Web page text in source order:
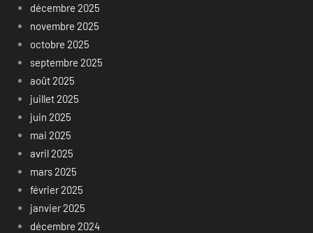
décembre 2025
novembre 2025
octobre 2025
septembre 2025
août 2025
juillet 2025
juin 2025
mai 2025
avril 2025
mars 2025
février 2025
janvier 2025
décembre 2024